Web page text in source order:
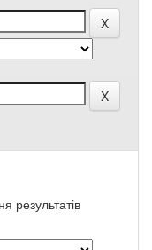
результатів